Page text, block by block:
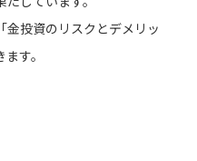
金投資のリスクとデメリッ
す。